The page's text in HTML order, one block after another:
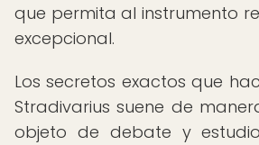
que permita al instrumento
excepcional.
Los secretos exactos que
Stradivarius suene de
objeto de debate y